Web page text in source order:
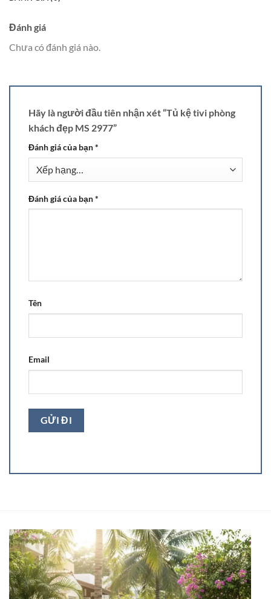
Đánh giá
Chưa có đánh giá nào.
Hãy là người đầu tiên nhận xét “Tủ kệ tivi phòng
khách đẹp MS 2977”
Đánh giá của bạn*
Đánh giá của bạn*
Tên
Email